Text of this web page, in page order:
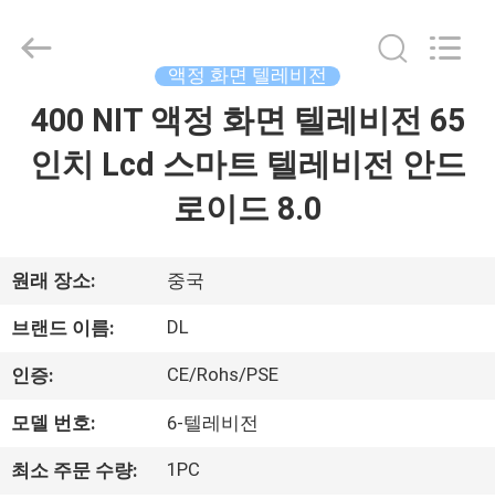
집
VR
우
리
2026
Co.,Ltd.
Reserved.
액정 화면 텔레비전
400 NIT 액정 화면 텔레비전 65
인치 Lcd 스마트 텔레비전 안드
로이드 8.0
원래 장소: 중국
브랜드 이름: DL
인증: CE/Rohs/PSE
모델 번호: 6-텔레비전
최소 주문 수량: 1PC